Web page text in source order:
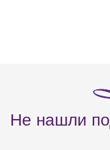
Не нашли